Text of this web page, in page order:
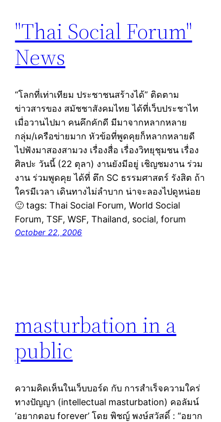
"Thai Social Forum"
News
“โลกที่เท่าเทียม ประชาชนสร้างได้” ติดตาม
ข่าวสารของ สมัชชาสังคมไทย ได้ที่เว็บประชาไท
เมื่อวานไปมา คนคึกคักดี มีมาจากหลากหลาย
กลุ่ม/เครือข่ายมาก หัวข้อที่พูดคุยก็หลากหลายดี
ไปฟังมาสองสามวง เรื่องสื่อ เรื่องวิทยุชุมชน เรื่อง
ศิลปะ วันนี้ (22 ตุลา) งานยังมีอยู่ เชิญชมงาน ร่วม
งาน ร่วมพูดคุย ได้ที่ ตึก SC ธรรมศาสตร์ รังสิต ถ้า
ใครมีเวลา เดินทางไม่ลำบาก น่าจะลองไปดูหน่อย
🙂 tags: Thai Social Forum, World Social
Forum, TSF, WSF, Thailand, social, forum
October 22, 2006
masturbation in a
public
ความคิดเห็นในเว็บบอร์ด กับ การสำเร็จความใคร่
ทางปัญญา (intellectual masturbation) คอลัมน์
‘อยากตอบ forever’ โดย พิชญ์ พงษ์สวัสดิ์ : “อยาก